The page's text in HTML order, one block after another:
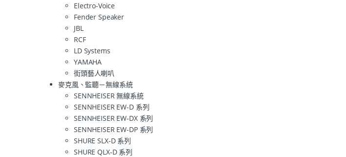
Electro-Voice
Fender Speaker
JBL
RCF
LD Systems
YAMAHA
街頭藝人喇叭
麥克風、監聽－無線系統
SENNHEISER 無線系統
SENNHEISER EW-D 系列
SENNHEISER EW-DX 系列
SENNHEISER EW-DP 系列
SHURE SLX-D 系列
SHURE QLX-D 系列